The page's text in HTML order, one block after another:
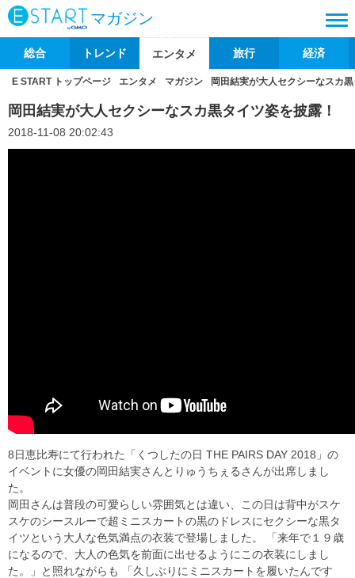
マガジン
総合 トレンド エンタメ 旅行 経済
E START トップページ エンタメ マガジン 岡田結実が大人セクシーなスカ
岡田結実が大人セクシーなスカ黒タイツ姿を披露！
2018-11-08 20:02:43
8日恵比寿にて行われた「くつしたの日 THE PAIRS DAY 2018」の
イベントに女優の岡田結実さんとりゅうちぇるさんが出席しまし
た。
岡田さんは普段の可愛らしい雰囲気とは違い、この日は背中がスケ
スケのシースルーで超ミニスカートの黒のドレスにセクシーな黒タ
イツという大人な色気満点の衣装で登場しました。 「来年で１９歳
になるので、大人の色気を前面に出せるようにこの衣装にしまし
た。」と照れながらも 「久しぶりにミニスカートを履いたんです